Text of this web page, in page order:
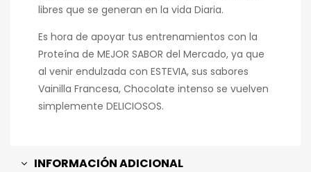
libres que se generan en la vida Diaria.
Es hora de apoyar tus entrenamientos con la
Proteína de MEJOR SABOR del Mercado, ya que
al venir endulzada con ESTEVIA, sus sabores
Vainilla Francesa, Chocolate intenso se vuelven
simplemente DELICIOSOS.
INFORMACIÓN ADICIONAL